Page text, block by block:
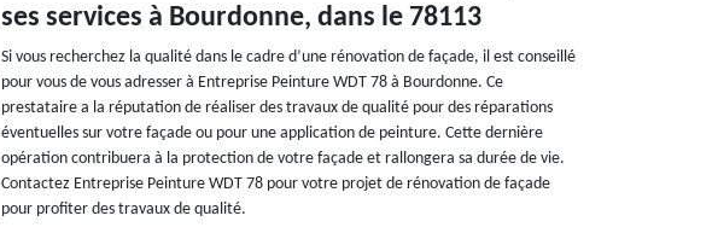
ses services à Bourdonne, dans le 78113
Si vous recherchez la qualité dans le cadre d’une rénovation de façade, il est conseillé
pour vous de vous adresser à Entreprise Peinture WDT 78 à Bourdonne. Ce
prestataire a la réputation de réaliser des travaux de qualité pour des réparations
éventuelles sur votre façade ou pour une application de peinture. Cette dernière
opération contribuera à la protection de votre façade et rallongera sa durée de vie.
Contactez Entreprise Peinture WDT 78 pour votre projet de rénovation de façade
pour profiter des travaux de qualité.